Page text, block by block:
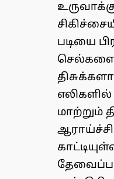
படியை
செல்களை
மாற்றும்